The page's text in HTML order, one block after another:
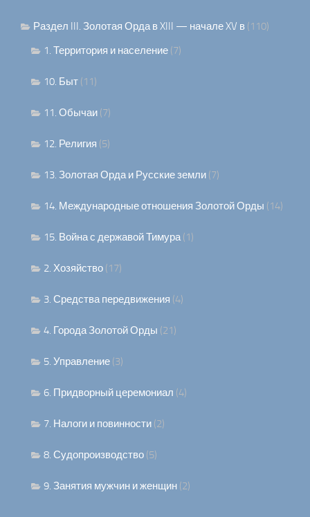
Раздел III. Золотая Орда в XIII — начале XV в (110)
1. Территория и население (7)
10. Быт (11)
11. Обычаи (7)
12. Религия (5)
13. Золотая Орда и Русские земли (7)
14. Международные отношения Золотой Орды (14)
15. Война с державой Тимура(1)
2. Хозяйство (17)
3. Средства передвижения (4)
4. Города Золотой Орды (21)
5. Управление (3)
6. Придворный церемониал (4)
7. Налоги и повинности (2)
8. Судопроизводство (5)
9. Занятия мужчин и женщин (2)